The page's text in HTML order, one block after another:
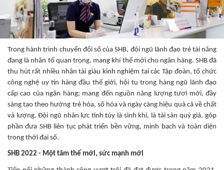
Trong hành trình chuyển đổi số của SHB, đội ngũ lãnh đạo trẻ tài năng
đang là nhân tố quan trọng, mang khí thế mới cho ngân hàng. SHB đã
thu hút rất nhiều nhân tài giàu kinh nghiệm tại các Tập đoàn, tổ chức
công nghệ uy tín hàng đầu thế giới, hội tụ trong hàng ngũ lãnh đạo
cấp cao của ngân hàng; mang đến nguồn năng lượng tươi mới, đầy
sáng tạo theo hướng trẻ hóa, số hóa và ngày càng hiệu quả cả về chất
và lượng. Đội ngũ nhân lực tinh túy là sinh khí, là tài sản quý giá, góp
phần đưa SHB liên tục phát triển bền vững, minh bạch và toàn diện
trong thời đại số.
SHB 2022 - Một tâm thế mới, sức mạnh mới